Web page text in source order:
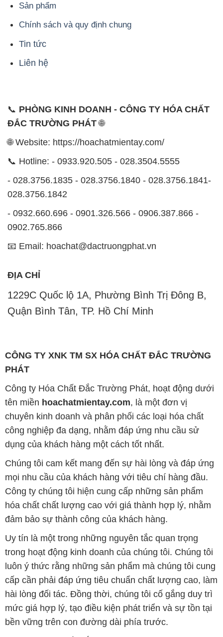
Sản phẩm
Chính sách và quy định chung
Tin tức
Liên hệ
📞 PHÒNG KINH DOANH - CÔNG TY HÓA CHẤT
ĐẮC TRƯỜNG PHÁT🌐
🌐 Website: https://hoachatmientay.com/
📞 Hotline: - 0933.920.505 - 028.3504.5555
- 028.3756.1835 - 028.3756.1840 - 028.3756.1841-
028.3756.1842
- 0932.660.696 - 0901.326.566 - 0906.387.866 -
0902.765.866
📧 Email: hoachat@dactruongphat.vn
ĐỊA CHỈ
1229C Quốc lộ 1A, Phường Bình Trị Đông B,
Quận Bình Tân, TP. Hồ Chí Minh
CÔNG TY XNK TM SX HÓA CHẤT ĐẮC TRƯỜNG
PHÁT
Công ty Hóa Chất Đắc Trường Phát, hoạt động dưới
tên miền hoachatmientay.com, là một đơn vị
chuyên kinh doanh và phân phối các loại hóa chất
công nghiệp đa dạng, nhằm đáp ứng nhu cầu sử
dụng của khách hàng một cách tốt nhất.
Chúng tôi cam kết mang đến sự hài lòng và đáp ứng
mọi nhu cầu của khách hàng với tiêu chí hàng đầu.
Công ty chúng tôi hiện cung cấp những sản phẩm
hóa chất chất lượng cao với giá thành hợp lý, nhằm
đảm bảo sự thành công của khách hàng.
Uy tín là một trong những nguyên tắc quan trọng
trong hoạt động kinh doanh của chúng tôi. Chúng tôi
luôn ý thức rằng những sản phẩm mà chúng tôi cung
cấp cần phải đáp ứng tiêu chuẩn chất lượng cao, làm
hài lòng đối tác. Đồng thời, chúng tôi cố gắng duy trì
mức giá hợp lý, tạo điều kiện phát triển và sự tồn tại
bền vững trên con đường dài phía trước.